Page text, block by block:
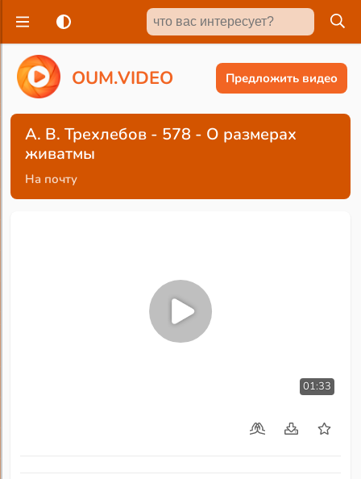
OUM.VIDEO Предложить видео
А. В. Трехлебов - 578 - О размерах
живатмы
На почту
01:33